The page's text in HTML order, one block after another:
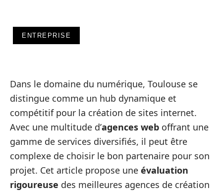
ENTREPRISE
Dans le domaine du numérique, Toulouse se
distingue comme un hub dynamique et
compétitif pour la création de sites internet.
Avec une multitude d’agences web offrant une
gamme de services diversifiés, il peut être
complexe de choisir le bon partenaire pour son
projet. Cet article propose une évaluation
rigoureuse des meilleures agences de création